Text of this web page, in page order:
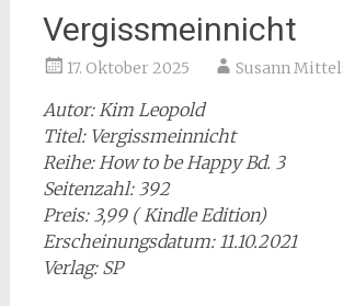
Vergissmeinnicht
17. Oktober 2025 Susann
Autor: Kim Leopold
Titel: Vergissmeinnicht
Reihe: How to be Happy Bd. 3
Seitenzahl: 392
Preis: 3,99 ( Kindle Edition)
Erscheinungsdatum: 11.10.2021
Verlag: SP